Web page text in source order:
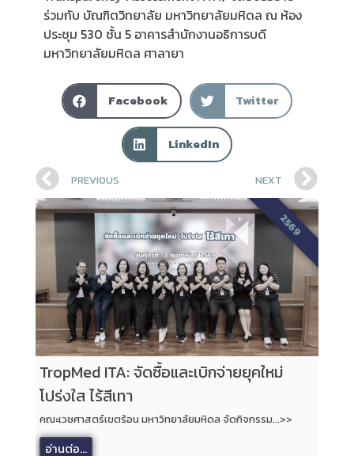
ร่วมกับ บัณฑิตวิทยาลัย มหาวิทยาลัยมหิดล ณ ห้อง
ประชุม 530 ชั้น 5 อาคารสำนักงานอธิการบดี
มหาวิทยาลัยมหิดล ศาลายา
Facebook Twitter
LinkedIn
PREVIOUS NEXT
TropMed ITA: จัดซื้อและเบิกจ่ายยุคใหม่
โปร่งใส ไร้สีเทา
คณะเวชศาสตร์เขตร้อน มหาวิทยาลัยมหิดล จัดกิจกรรม...>>
อ่านต่อ...
2569